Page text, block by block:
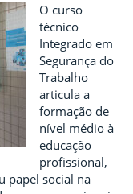
O curso
técnico
Integrado em
Segurança do
Trabalho
articula a
formação de
nível médio à
educação
profissional,
papel social na